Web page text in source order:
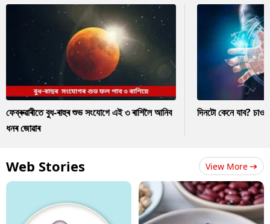
ফেব্ৰুৱাৰীতে বুধ-ৰাহুৰ শুভ সংযোগে এই ৩ ৰাশিলৈ আনিব
ধনৰ জোৱাৰ
দিনটো কেনে যাব?
Web Stories View More